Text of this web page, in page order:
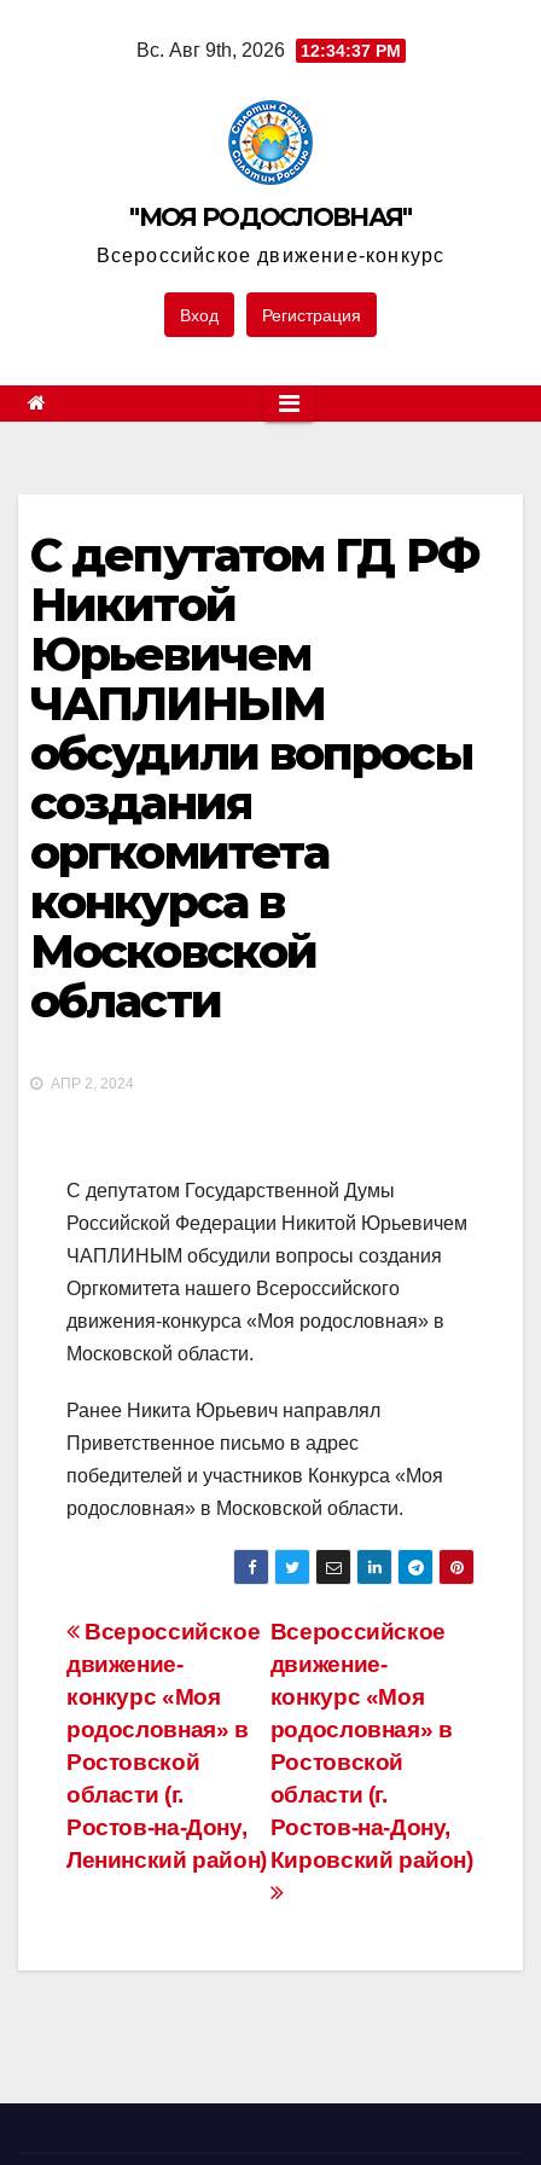
Вс. Авг 9th, 2026 12:34:37 PM
"МОЯ РОДОСЛОВНАЯ"
Всероссийское движение-конкурс
Вход Регистрация
С депутатом ГД РФ
Никитой
Юрьевичем
ЧАПЛИНЫМ
обсудили вопросы
создания
оргкомитета
конкурса в
Московской
области
АПР 2, 2024
С депутатом Государственной Думы
Российской Федерации Никитой Юрьевичем
ЧАПЛИНЫМ обсудили вопросы создания
Оргкомитета нашего Всероссийского
движения-конкурса «Моя родословная» в
Московской области.
Ранее Никита Юрьевич направлял
Приветственное письмо в адрес
победителей и участников Конкурса «Моя
родословная» в Московской области.
Навигация
по
записям
Всероссийское
движение-
конкурс «Моя
родословная» в
Ростовской
области (г.
Ростов-на-Дону,
Кировский район)
Всероссийское
движение-
конкурс «Моя
родословная» в
Ростовской
области (г.
Ростов-на-Дону,
Ленинский район)